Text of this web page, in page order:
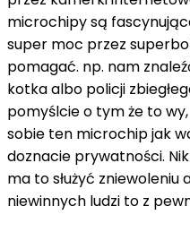
microchipy są
super moc przez
pomagać. np. nam
kotka albo policji
pomyślcie o tym że to
sobie ten microchip jak
doznacie prywatności.
ma to służyć
niewinnych ludzi to z